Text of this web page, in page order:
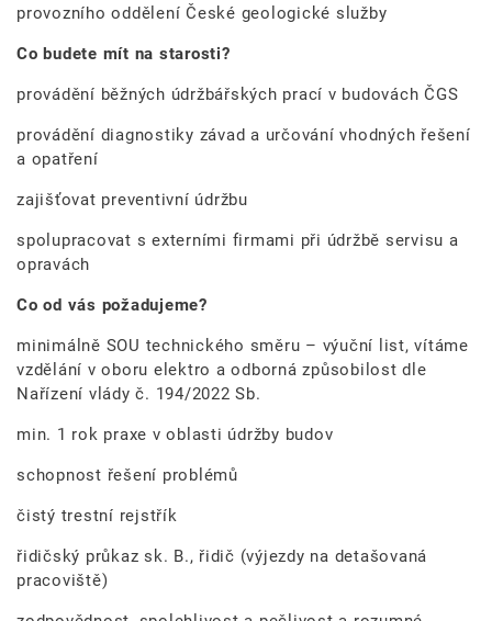
provozního oddělení České geologické služby
Co budete mít na starosti?
provádění běžných údržbářských prací v budovách ČGS
provádění diagnostiky závad a určování vhodných řešení
a opatření
zajišťovat preventivní údržbu
spolupracovat s externími firmami při údržbě servisu a
opravách
Co od vás požadujeme?
minimálně SOU technického směru – výuční list, vítáme
vzdělání v oboru elektro a odborná způsobilost dle
Nařízení vlády č. 194/2022 Sb.
min. 1 rok praxe v oblasti údržby budov
schopnost řešení problémů
čistý trestní rejstřík
řidičský průkaz sk. B., řidič (výjezdy na detašovaná
pracoviště)